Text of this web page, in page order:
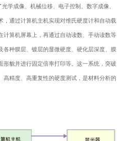
学成像、机械位移、电子控制、数字成像、
，通过计算机主机实现对维氏硬度计和自动载
计算机屏幕上，再通过自动读数、手动读数等
各种膜层、镀层的显微硬度、硬化层深度、膜
形貌并进行固定倍率打印等。这一系统，突破
高精度、高重复性的硬度测试，是材料分析的